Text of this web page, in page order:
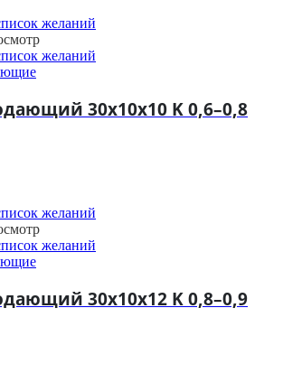
желаний
желаний
30х10х10 K 0,6–0,8
желаний
желаний
30х10х12 K 0,8–0,9